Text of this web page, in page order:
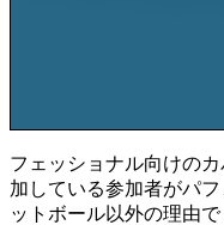
フェッショナル向けの
加している参加者がパ
ットボール以外の理由